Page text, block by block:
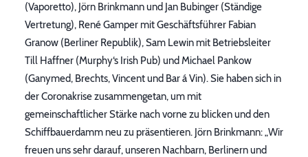
(Vaporetto), Jörn Brinkmann und Jan Bubinger (Ständige
Vertretung), René Gamper mit Geschäftsführer Fabian
Granow (Berliner Republik), Sam Lewin mit Betriebsleiter
Till Haffner (Murphy‘s Irish Pub) und Michael Pankow
(Ganymed, Brechts, Vincent und Bar á Vin). Sie haben sich in
der Coronakrise zusammengetan, um mit
gemeinschaftlicher Stärke nach vorne zu blicken und den
Schiffbauerdamm neu zu präsentieren. Jörn Brinkmann: „Wir
freuen uns sehr darauf, unseren Nachbarn, Berlinern und